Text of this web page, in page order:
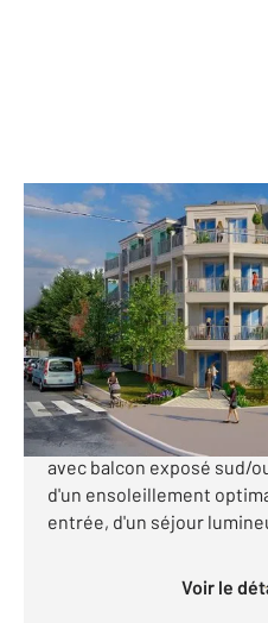
STE GENEVIEVE DES BOIS
, 2 pièces
Ref : 24320
Appartement F2 à
217 000
Découvrez ce superbe
au 2ème étage d'une
avec balcon exposé sud/
d'un ensoleillement
entrée, d'un séjour
Voir le